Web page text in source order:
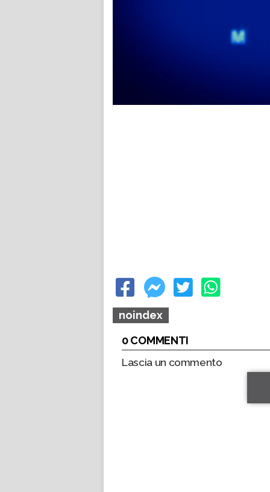
noindex
0 COMMENTI
Lascia un commento